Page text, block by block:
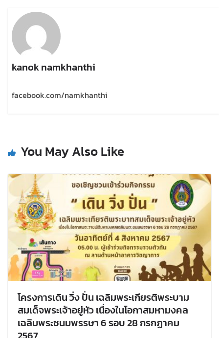
kanok namkhanthi
facebook.com/namkhanthi
You May Also Like
โครงการเดิน วิ่ง ปั่น เฉลิมพระเกียรติพระบาม
สมเด็จพระเจ้าอยู่หัว เนื่องในโอกาสมหามงคล
เฉลิมพระชนมพรรษา 6 รอบ 28 กรกฏาคม